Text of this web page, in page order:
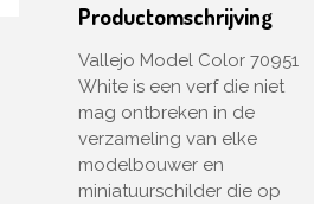
Productomschrijving
Vallejo Model Color 70951
White is een verf die niet
mag ontbreken in de
verzameling van elke
modelbouwer en
miniatuurschilder die op